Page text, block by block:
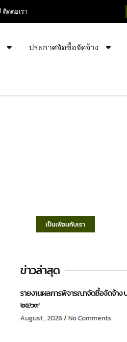
ติดต่อเรา
ประกาศจัดซื้อจัดจ้าง
เป็นเพื่อนกับเรา
ข่าวล่าสุด
รายงานผลการพิจารณาจัดซื้อจัดจ้าง
๒๕๖๙
August , 2026 No Comments